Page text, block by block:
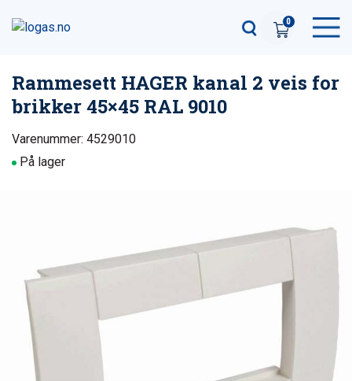
0
Rammesett HAGER kanal 2 veis for
brikker 45×45 RAL 9010
Varenummer: 4529010
På lager